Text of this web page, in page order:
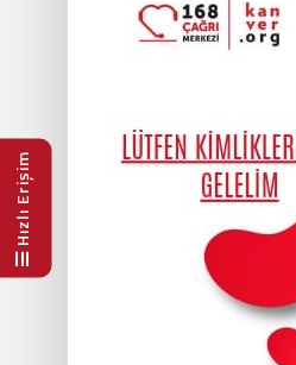
Hızlı Erişim